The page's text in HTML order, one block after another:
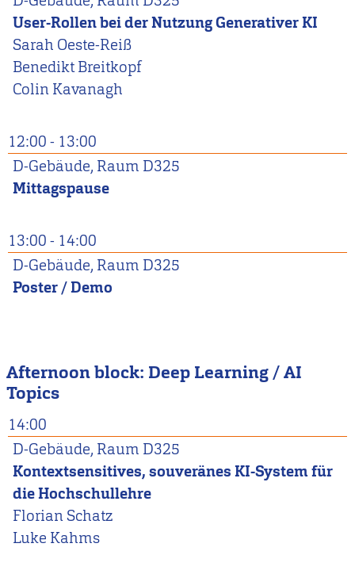
User-Rollen bei der Nutzung Generativer KI
Sarah Oeste-Reiß
Benedikt Breitkopf
Colin Kavanagh
12:00 - 13:00
D-Gebäude, Raum D325
Mittagspause
13:00 - 14:00
D-Gebäude, Raum D325
Poster / Demo
Afternoon block: Deep Learning / AI
Topics
14:00
D-Gebäude, Raum D325
Kontextsensitives, souveränes KI-System für
die Hochschullehre
FlorianSchatz
Luke Kahms